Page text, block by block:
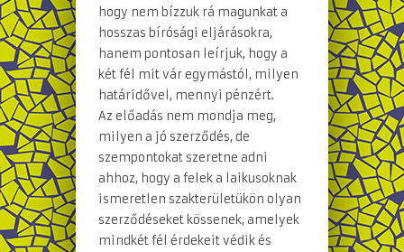
hogy nem bízzuk rá magunkat a
hosszas bírósági eljárásokra,
hanem pontosan leírjuk, hogy a
két fél mit vár egymástól, milyen
határidővel, mennyi pénzért.
Az előadás nem mondja meg,
milyen a jó szerződés, de
szempontokat szeretne adni
ahhoz, hogy a felek a laikusoknak
ismeretlen szakterületükön olyan
szerződéseket kössenek, amelyek
mindkét fél érdekeit védik és